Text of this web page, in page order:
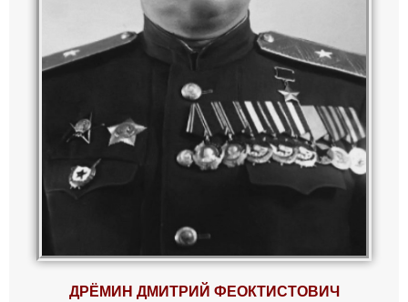
ДРЁМИН ДМИТРИЙ ФЕОКТИСТОВИЧ